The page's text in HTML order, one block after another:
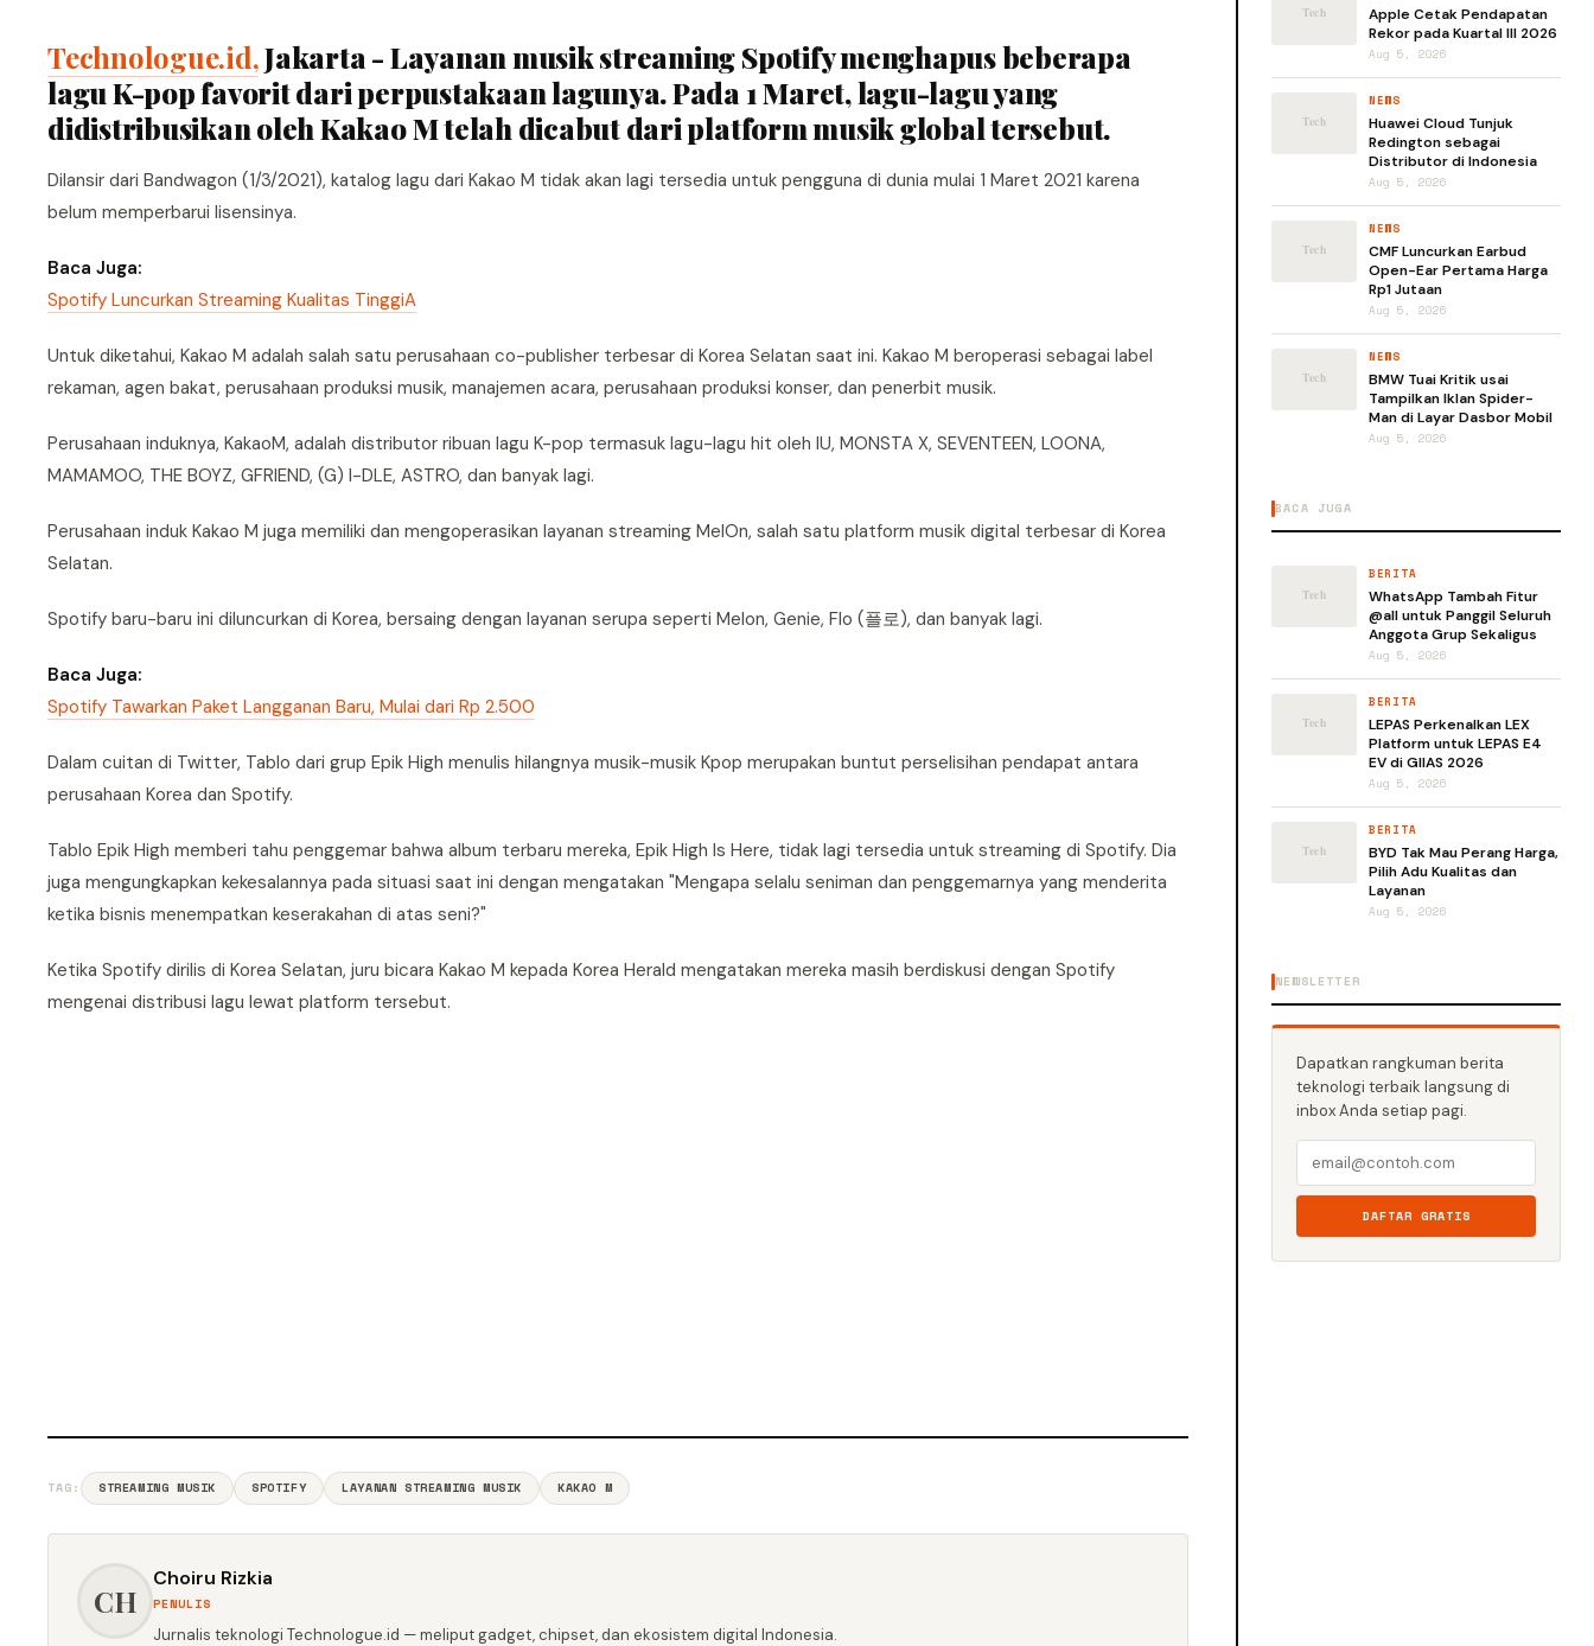
Technologue.id,Jakarta - Layanan musik streaming Spotify menghapus beberapa
lagu K-pop favorit dari perpustakaan lagunya. Pada 1 Maret, lagu-lagu yang
didistribusikan oleh Kakao M telah dicabut dari platform musik global tersebut.
Dilansir dari Bandwagon (1/3/2021), katalog lagu dari Kakao M tidak akan lagi tersedia untuk pengguna di dunia mulai 1 Maret 2021 karena
belum memperbarui lisensinya.
Baca Juga:
Spotify Luncurkan Streaming Kualitas TinggiA
Untuk diketahui, Kakao M adalah salah satu perusahaan co-publisher terbesar di Korea Selatan saat ini. Kakao M beroperasi sebagai label
rekaman, agen bakat, perusahaan produksi musik, manajemen acara, perusahaan produksi konser, dan penerbit musik.
Perusahaan induknya, KakaoM, adalah distributor ribuan lagu K-pop termasuk lagu-lagu hit oleh IU, MONSTA X, SEVENTEEN, LOONA,
MAMAMOO, THE BOYZ, GFRIEND, (G) I-DLE, ASTRO, dan banyak lagi.
Perusahaan induk Kakao M juga memiliki dan mengoperasikan layanan streaming MelOn, salah satu platform musik digital terbesar di Korea
Selatan.
Spotify baru-baru ini diluncurkan di Korea, bersaing dengan layanan serupa seperti Melon, Genie, Flo (플로), dan banyak lagi.
Baca Juga:
Spotify Tawarkan Paket Langganan Baru, Mulai dari Rp 2.500
Dalam cuitan di Twitter, Tablo dari grup Epik High menulis hilangnya musik-musik Kpop merupakan buntut perselisihan pendapat antara
perusahaan Korea dan Spotify.
Tablo Epik High memberi tahu penggemar bahwa album terbaru mereka, Epik High Is Here, tidak lagi tersedia untuk streaming di Spotify. Dia
juga mengungkapkan kekesalannya pada situasi saat ini dengan mengatakan "Mengapa selalu seniman dan penggemarnya yang menderita
ketika bisnis menempatkan keserakahan di atas seni?"
Ketika Spotify dirilis di Korea Selatan, juru bicara Kakao M kepada Korea Herald mengatakan mereka masih berdiskusi dengan Spotify
mengenai distribusi lagu lewat platform tersebut.
TAG: STREAMING MUSIK SPOTIFY LAYANAN STREAMING MUSIK KAKAO M
CH
Choiru Rizkia
PENULIS
Jurnalis teknologi Technologue.id — meliput gadget, chipset, dan ekosistem digital Indonesia.
Apple Cetak Pendapatan
Rekor pada Kuartal III 2026
Aug 5, 2026
NEWS
Huawei Cloud Tunjuk
Redington sebagai
Distributor di Indonesia
Aug 5, 2026
NEWS
CMF Luncurkan Earbud
Open-Ear Pertama Harga
Rp1 Jutaan
Aug 5, 2026
NEWS
BMW Tuai Kritik usai
Tampilkan Iklan Spider-
Man di Layar Dasbor Mobil
Aug 5, 2026
BACA JUGA
BERITA
WhatsApp Tambah Fitur
@all untuk Panggil Seluruh
Anggota Grup Sekaligus
Aug 5, 2026
BERITA
LEPAS Perkenalkan LEX
Platform untuk LEPAS E4
EV di GIIAS 2026
Aug 5, 2026
BERITA
BYD Tak Mau Perang Harga,
Pilih Adu Kualitas dan
Layanan
Aug 5, 2026
NEWSLETTER
Dapatkan rangkuman berita
teknologi terbaik langsung di
inbox Anda setiap pagi.
DAFTAR GRATIS